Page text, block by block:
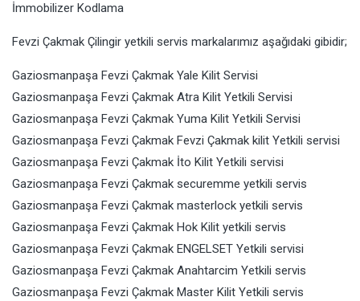
İmmobilizer Kodlama
Fevzi Çakmak Çilingir yetkili servis markalarımız aşağıdaki gibidir;
Gaziosmanpaşa Fevzi Çakmak Yale Kilit Servisi
Gaziosmanpaşa Fevzi Çakmak Atra Kilit Yetkili Servisi
Gaziosmanpaşa Fevzi Çakmak Yuma Kilit Yetkili Servisi
Gaziosmanpaşa Fevzi Çakmak Fevzi Çakmak kilit Yetkili servisi
Gaziosmanpaşa Fevzi Çakmak İto Kilit Yetkili servisi
Gaziosmanpaşa Fevzi Çakmak securemme yetkili servis
Gaziosmanpaşa Fevzi Çakmak masterlock yetkili servis
Gaziosmanpaşa Fevzi Çakmak Hok Kilit yetkili servis
Gaziosmanpaşa Fevzi Çakmak ENGELSET Yetkili servisi
Gaziosmanpaşa Fevzi Çakmak Anahtarcim Yetkili servis
Gaziosmanpaşa Fevzi Çakmak Master Kilit Yetkili servis